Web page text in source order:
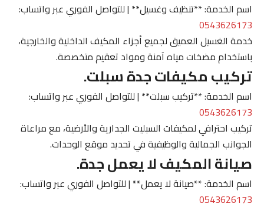
اسم الخدمة: **تنظيف وغسيل** | للتواصل الفوري عبر واتساب:
0543626173
خدمة الغسيل العميق لجميع أجزاء المكيف الداخلية والخارجية،
باستخدام مضخات مياه آمنة ومواد تعقيم متخصصة.
تركيب مكيفات جدة سبلت.
اسم الخدمة: **تركيب سبلت** | للتواصل الفوري عبر واتساب:
0543626173
تركيب احترافي لمكيفات السبليت الجدارية والأرضية، مع مراعاة
الجوانب الجمالية والوظيفية في تحديد موقع الوحدات.
صيانة المكيف لا يعمل جدة.
اسم الخدمة: **صيانة لا يعمل** | للتواصل الفوري عبر واتساب:
0543626173